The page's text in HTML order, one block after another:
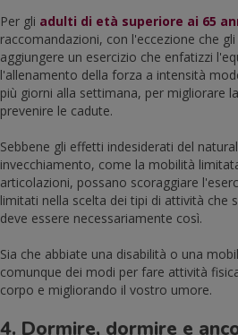
Per gli adulti di età superiore ai 65
raccomandazioni, con l'eccezione che
aggiungere un esercizio che enfatizzi
l'allenamento della forza a intensità
più giorni alla settimana, per migliorare
prevenire le cadute.
Sebbene gli effetti indesiderati del
invecchiamento, come la mobilità
articolazioni, possano scoraggiare
limitati nella scelta dei tipi di attività che
deve essere necessariamente così.
Sia che abbiate una disabilità o una
comunque dei modi per fare attività
corpo e migliorando il vostro umore.
4. Dormire, dormire e